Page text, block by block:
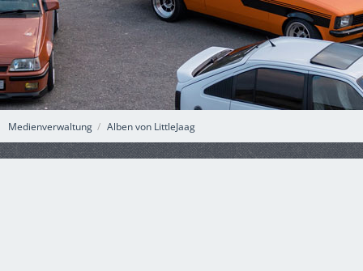
Medienverwaltung Alben von LittleJaag